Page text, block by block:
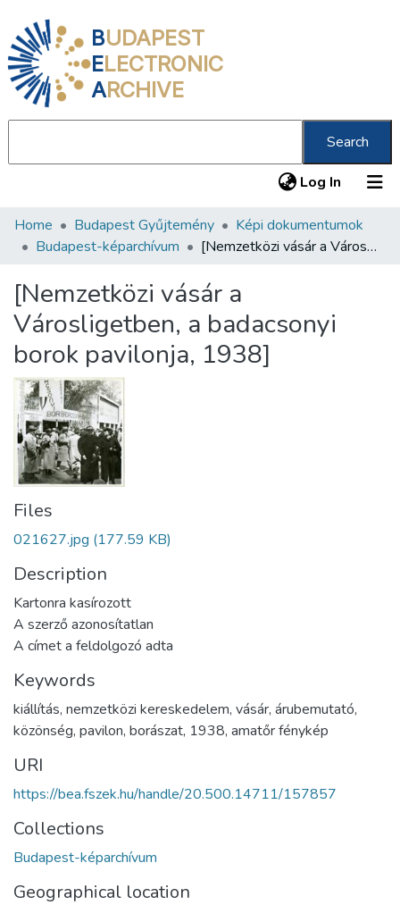
BUDAPEST
ELECTRONIC
ARCHIVE
Search
Log In (current)
Communities & Collections
Statistics
About us
Home Budapest Gyűjtemény
Képi dokumentumok
Budapest-képarchívum
[Nemzetközi vásár a Városligetben, a badacsonyi borok pavilonja, 1938]
[Nemzetközi vásár a
Városligetben, a badacsonyi
borok pavilonja, 1938]
Files
021627.jpg (177.59 KB)
Description
Kartonra kasírozott
A szerző azonosítatlan
A címet a feldolgozó adta
Keywords
kiállítás, nemzetközi kereskedelem, vásár, árubemutató,
közönség, pavilon, borászat, 1938, amatőr fénykép
URI
https://bea.fszek.hu/handle/20.500.14711/157857
Collections
Budapest-képarchívum
Geographical location